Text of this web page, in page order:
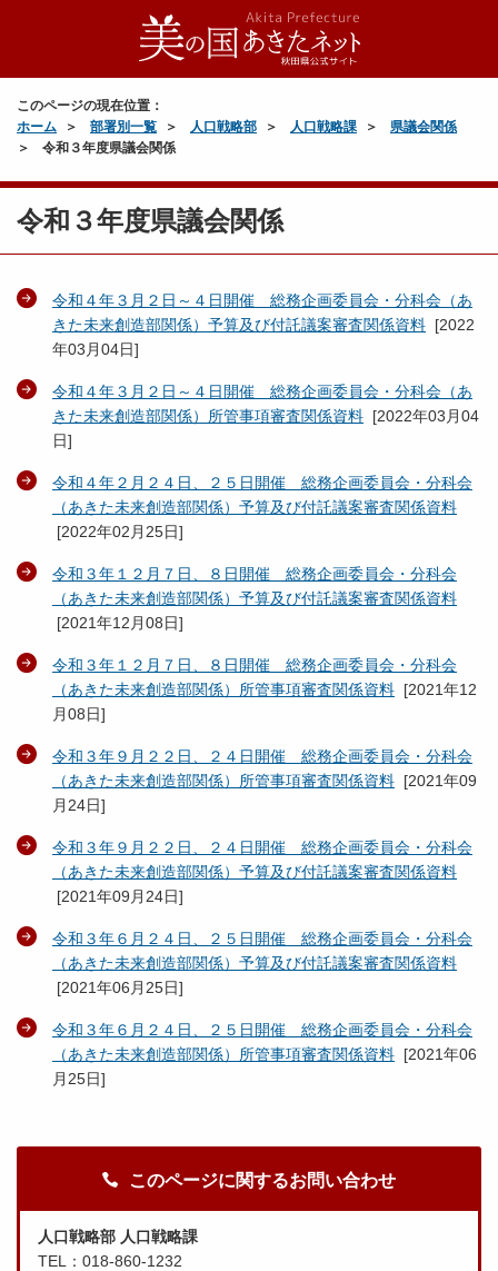
このページの現在位置：
ホーム
部署別一覧 人口戦略部 人口戦略課
県議会関係
令和３年度県議会関係
令和３年度県議会関係
令和４年３月２日～４日開催 総務企画委員会・分科会（あ
きた未来創造部関係）予算及び付託議案審査関係資料 [2022
年03月04日]
令和４年３月２日～４日開催 総務企画委員会・分科会（あ
きた未来創造部関係）所管事項審査関係資料 [2022年03月04
日]
令和４年２月２４日、２５日開催 総務企画委員会・分科会
（あきた未来創造部関係）予算及び付託議案審査関係資料
[2022年02月25日]
令和３年１２月７日、８日開催 総務企画委員会・分科会
（あきた未来創造部関係）予算及び付託議案審査関係資料
[2021年12月08日]
令和３年１２月７日、８日開催 総務企画委員会・分科会
（あきた未来創造部関係）所管事項審査関係資料 [2021年12
月08日]
令和３年９月２２日、２４日開催 総務企画委員会・分科会
（あきた未来創造部関係）所管事項審査関係資料 [2021年09
月24日]
令和３年９月２２日、２４日開催 総務企画委員会・分科会
（あきた未来創造部関係）予算及び付託議案審査関係資料
[2021年09月24日]
令和３年６月２４日、２５日開催 総務企画委員会・分科会
（あきた未来創造部関係）予算及び付託議案審査関係資料
[2021年06月25日]
令和３年６月２４日、２５日開催 総務企画委員会・分科会
（あきた未来創造部関係）所管事項審査関係資料 [2021年06
月25日]
このページに関するお問い合わせ
人口戦略部 人口戦略課
TEL：018-860-1232